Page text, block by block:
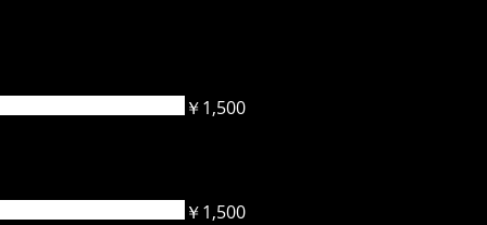
￥1,500
￥1,500